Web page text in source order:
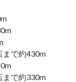
まで約430m
まで約330m